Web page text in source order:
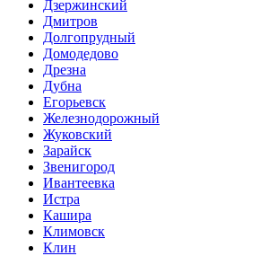
Дзержинский
Дмитров
Долгопрудный
Домодедово
Дрезна
Дубна
Егорьевск
Железнодорожный
Жуковский
Зарайск
Звенигород
Ивантеевка
Истра
Кашира
Климовск
Клин